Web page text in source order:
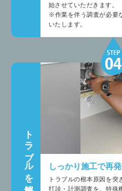
始させていただきます。
※作業を伴う調査が必要
いたします。
トラブルを解決 しっかり施工で再発
トラブルの根本原因を突
打診・計測調査を、特殊